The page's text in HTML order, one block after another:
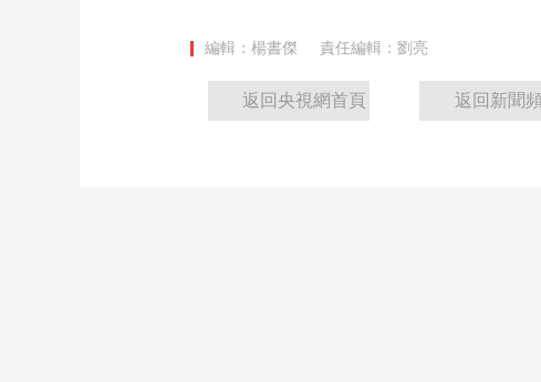
編輯：楊書傑 責任編輯：劉亮
返回央視網首頁 返回新聞